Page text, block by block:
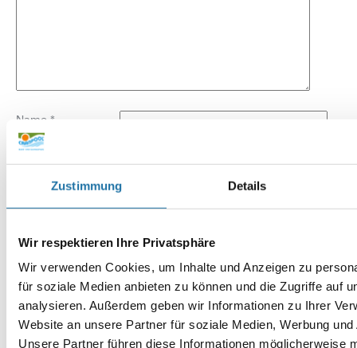
Zustimmung Details
Wir respektieren Ihre Privatsphäre
Wir verwenden Cookies, um Inhalte und Anzeigen zu
für soziale Medien anbieten zu können und die Zugriffe auf
analysieren. Außerdem geben wir Informationen zu Ihrer
Website an unsere Partner für soziale Medien, Werbung
Unsere Partner führen diese Informationen möglicherweise
Name *
E-Mail-Adresse*
Website